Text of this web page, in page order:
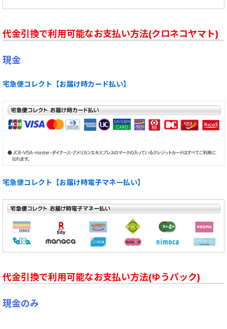
代金引換で利用可能なお支払い方法(クロネコヤマト)
現金
宅急便コレクト【お届け時カード払い】
宅急便コレクト【お届け時電子マネー払い】
代金引換で利用可能なお支払い方法(ゆうパック)
現金のみ